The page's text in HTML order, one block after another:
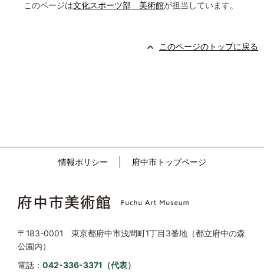
このページは文化スポーツ部 美術館が担当しています。
このページのトップに戻る
情報ポリシー 府中市トップページ
〒183-0001 東京都府中市浅間町1丁目3番地（都立府中の森
公園内）
電話： 042-336-3371（代表）